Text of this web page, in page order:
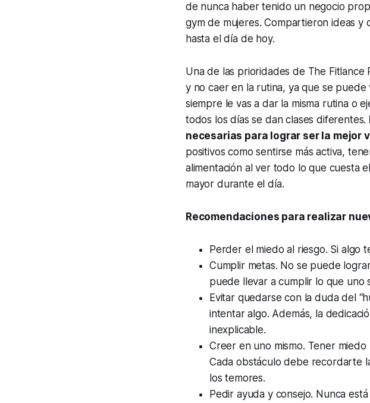
de nunca haber tenido un negocio
gym de mujeres. Compartieron ideas
hasta el día de hoy.
Una de las prioridades de The Fitlance
y no caer en la rutina, ya que se
siempre le vas a dar la misma rutina o
todos los días se dan clases diferentes.
necesarias para lograr ser la mejor
positivos como sentirse más activa,
alimentación al ver todo lo que cuesta
mayor durante el día.
Recomendaciones para realizar
Perder el miedo al riesgo. Si algo
Cumplir metas. No se puede
puede llevar a cumplir lo que uno
Evitar quedarse con la duda del
intentar algo. Además, la
inexplicable.
Creer en uno mismo. Tener
Cada obstáculo debe recordarte
los temores.
Pedir ayuda y consejo. Nunca